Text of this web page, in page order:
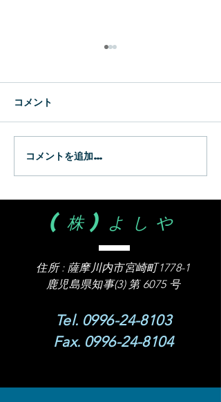
コメント
コメントを追加…
(株)よしや
住所 : 薩摩川内市宮崎町1778-1
​鹿児島県知事(3) 第 6075 号
Tel. 0996-24-8103
Fax. 0996-24-8104